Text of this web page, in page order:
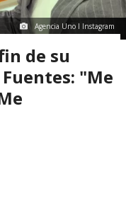
Agencia Uno I Instagram
de su
"Me